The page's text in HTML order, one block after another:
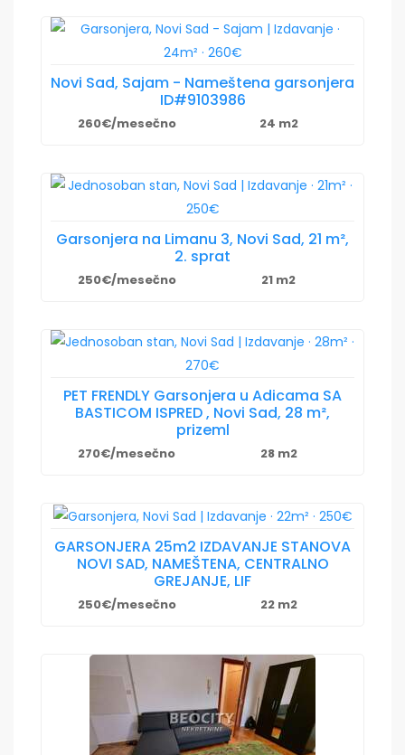
Novi Sad, Sajam - Nameštena garsonjera
ID#9103986
260€/mesečno 24 m2
Garsonjera na Limanu 3, Novi Sad, 21 m²,
2. sprat
250€/mesečno 21 m2
PET FRENDLY Garsonjera u Adicama SA
BASTICOM ISPRED , Novi Sad, 28 m²,
prizeml
270€/mesečno 28 m2
GARSONJERA 25m2 IZDAVANJE STANOVA
NOVI SAD, NAMEŠTENA, CENTRALNO
GREJANJE, LIF
250€/mesečno 22 m2